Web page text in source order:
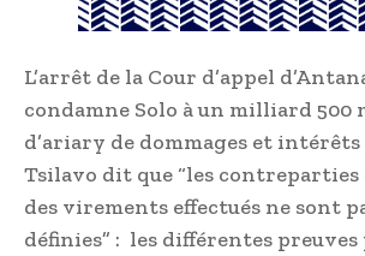
L’arrêt de la Cour d’appel
condamne Solo à un milliard 500
d’ariary de dommages et intérêts
Tsilavo dit que “les contreparties
des virements effectués ne sont
définies” : les différentes preuves